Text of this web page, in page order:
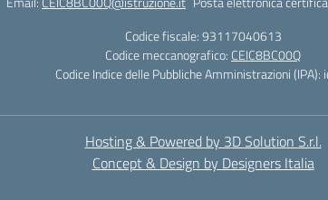
Codice fiscale: 93117040613
Codice meccanografico: CEIC8BC00Q
Codice Indice delle Pubbliche Amministrazioni (IPA):
Hosting & Powered by 3D Solution S.r.l.
Concept & Design by Designers Italia